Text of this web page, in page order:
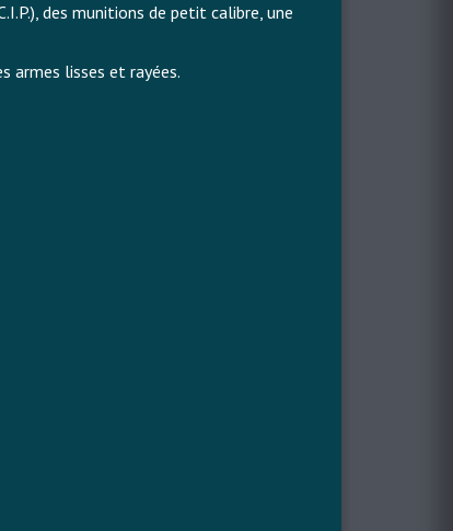
des munitions de petit calibre, une
armes lisses et rayées.